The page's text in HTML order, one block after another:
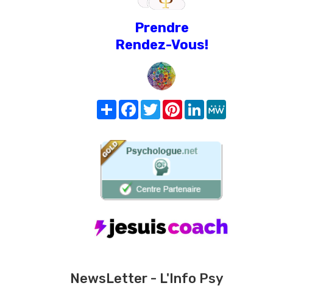
Prendre
Rendez-Vous!
Share FacebookTwitterPinterest
LinkedIn
NewsLetter - L'Info Psy